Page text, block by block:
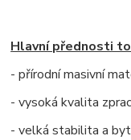
Hlavní přednosti
- přírodní masivní
- vysoká kvalita
- velká stabilita a